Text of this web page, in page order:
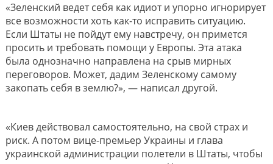
«Зеленский ведет себя как идиот и упорно игнорирует
все возможности хоть как-то исправить ситуацию.
Если Штаты не пойдут ему навстречу, он примется
просить и требовать помощи у Европы. Эта атака
была однозначно направлена на срыв мирных
переговоров. Может, дадим Зеленскому самому
закопать себя в землю?», — написал другой.
«Киев действовал самостоятельно, на свой страх и
риск. А потом вице-премьер Украины и глава
украинской администрации полетели в Штаты, чтобы